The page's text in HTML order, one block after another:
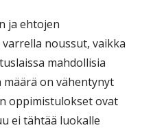
ja ehtojen
noussut, vaikka
mahdollisia
määrä on vähentynyt
oppimistulokset ovat
ei tähtää luokalle